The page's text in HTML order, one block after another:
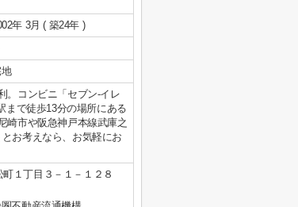
年 3月 ( 築24年 )
。コンビニ「セブン-イレ
まで徒歩13分の場所にある
崎市や阪急神戸本線武庫之
お考えなら、お気軽にお
１丁目３－１－１２８